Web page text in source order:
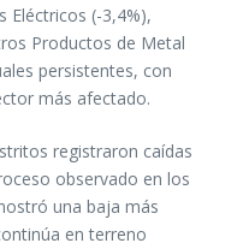
Eléctricos (-3,4%),
Productos de Metal
persistentes, con
más afectado.
registraron caídas
observado en los
una baja más
en terreno